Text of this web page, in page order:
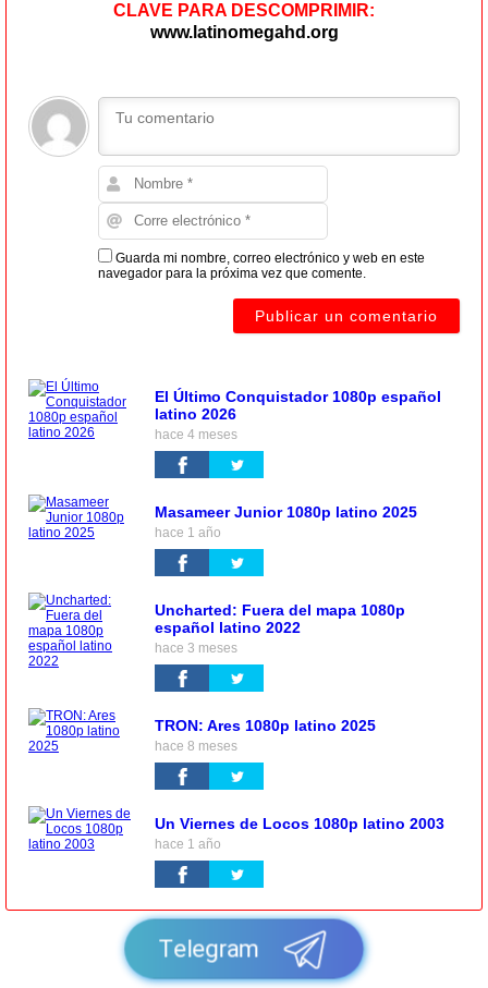
CLAVE PARA DESCOMPRIMIR:
www.latinomegahd.org
Guarda mi nombre, correo electrónico y web en este
navegador para la próxima vez que comente.
El Último Conquistador 1080p español
latino 2026
hace 4 meses
Masameer Junior 1080p latino 2025
hace 1 año
Uncharted: Fuera del mapa 1080p
español latino 2022
hace 3 meses
TRON: Ares 1080p latino 2025
hace 8 meses
Un Viernes de Locos 1080p latino 2003
hace 1 año
Telegram